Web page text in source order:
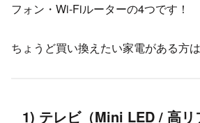
フォン・Wi-Fiルーターの4つです！
ちょうど買い換えたい家電がある方
1) テレビ（Mini LED / 高リ